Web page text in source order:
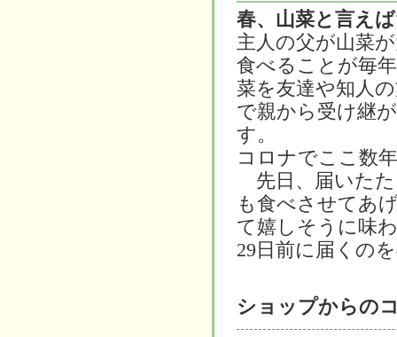
春、山菜と言え
主人の父が山菜
食べることが毎
菜を友達や知人
で親から受け継
す。
コロナでここ数
先日、届いたた
も食べさせてあ
て嬉しそうに味
29日前に届くの
ショップからの